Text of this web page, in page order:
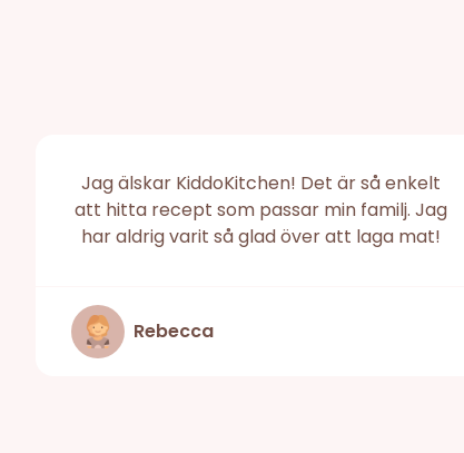
Jag älskar KiddoKitchen! Det är så enkelt
att hitta recept som passar min familj. Jag
har aldrig varit så glad över att laga mat!
Rebecca